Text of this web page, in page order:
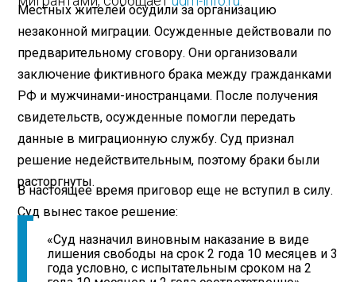
Местных жителей осудили за организацию
незаконной миграции. Осужденные действовали по
предварительному сговору. Они организовали
заключение фиктивного брака между гражданками
РФ и мужчинами-иностранцами. После получения
свидетельств, осужденные помогли передать
данные в миграционную службу. Суд признал
решение недействительным, поэтому браки были
расторгнуты.
В настоящее время приговор еще не вступил в силу.
Суд вынес такое решение:
«Суд назначил виновным наказание в виде
лишения свободы на срок 2 года 10 месяцев и 3
года условно, с испытательным сроком на 2